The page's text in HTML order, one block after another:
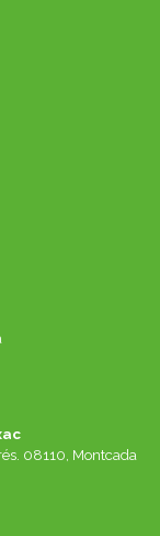
08110, Montcada